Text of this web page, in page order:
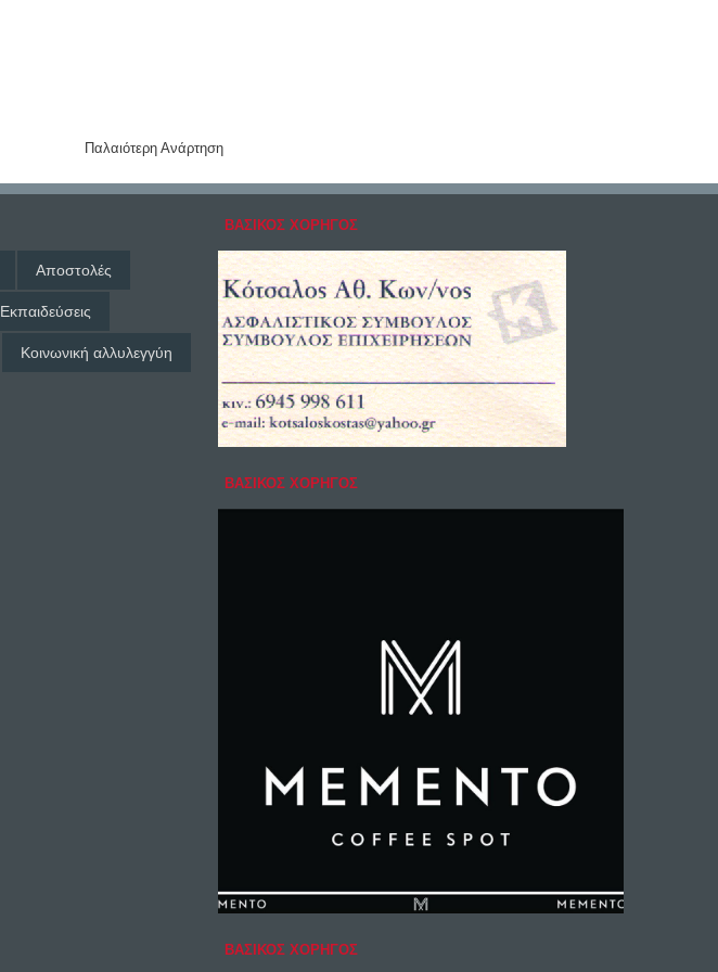
Παλαιότερη Ανάρτηση
Αποστολές
Εκπαιδεύσεις
Κοινωνική αλλυλεγγύη
ΒΑΣΙΚΟΣ ΧΟΡΗΓΟΣ
ΒΑΣΙΚΟΣ ΧΟΡΗΓΟΣ
ΒΑΣΙΚΟΣ ΧΟΡΗΓΟΣ